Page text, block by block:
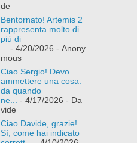
de
Bentornato! Artemis 2
rappresenta molto di
più di
... - 4/20/2026 - Anony
mous
Ciao Sergio! Devo
ammettere una cosa:
da quando
ne... - 4/17/2026 - Da
vide
Ciao Davide, grazie!
Sì, come hai indicato